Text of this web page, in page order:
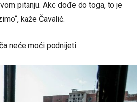
pitanju. Ako dođe do toga, to je
kaže Čavalić.
neće moći podnijeti.